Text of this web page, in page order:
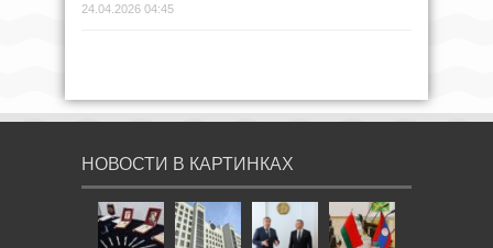
24.04.2026 04:45
НОВОСТИ В КАРТИНКАХ